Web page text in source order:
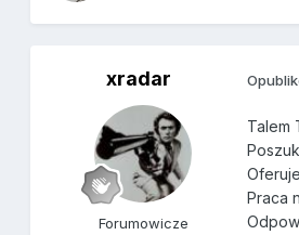
xradar
Forumowicze
Talem
Praca